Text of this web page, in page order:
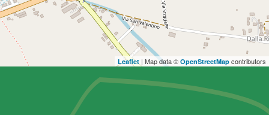
Leaflet | Map data © OpenStreetMap contributors